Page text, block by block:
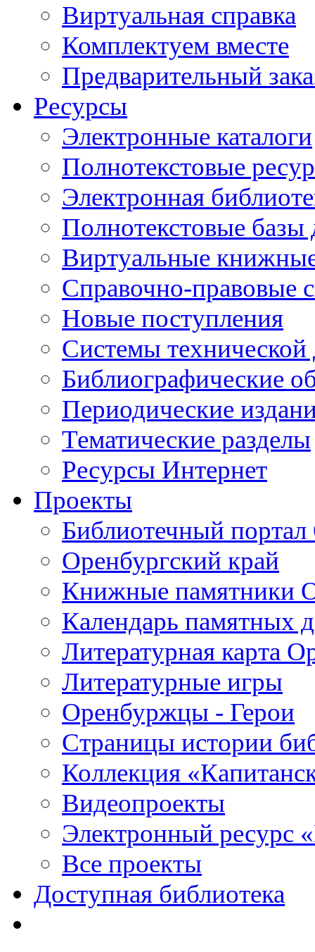
Виртуальная справка
Комплектуем вместе
Предварительный
Ресурсы
Электронные каталоги
Полнотекстовые
Электронная
Полнотекстовые
Виртуальные
Справочно-правовые
Новые поступления
Cистемы
Библиографические
Периодические
Тематические разделы
Ресурсы Интернет
Проекты
Библиотечный портал
Оренбургский край
Книжные памятники
Календарь памятных
Литературная карта
Литературные игры
Оренбуржцы - Герои
Страницы истории
Коллекция
Видеопроекты
Электронный ресурс
Все проекты
Доступная библиотека